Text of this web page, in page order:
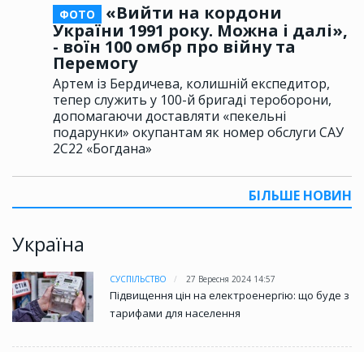
ФОТО
«Вийти на кордони
України 1991 року. Можна і далі»,
- воїн 100 омбр про війну та
Перемогу
Артем із Бердичева, колишній експедитор,
тепер служить у 100-й бригаді тероборони,
допомагаючи доставляти «пекельні
подарунки» окупантам як номер обслуги САУ
2С22 «Богдана»
БІЛЬШЕ НОВИН
Україна
СУСПІЛЬСТВО 27 Вересня 2024 14:57
Підвищення цін на електроенергію: що буде з
тарифами для населення